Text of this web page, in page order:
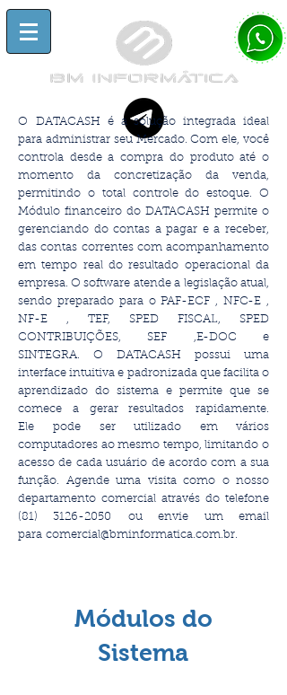
O DATACASH é a solução integrada ideal
para administrar seu Mercado. Com ele, você
controla desde a compra do produto até o
momento da concretização da venda,
permitindo o total controle do estoque. O
Módulo financeiro do DATACASH permite o
gerenciando do contas a pagar e a receber,
das contas correntes com acompanhamento
em tempo real do resultado operacional da
empresa.O software atende a legislação atual,
sendo preparado para o PAF-ECF , NFC-E ,
NF-E , TEF, SPED FISCAL, SPED
CONTRIBUIÇÕES, SEF ,E-DOC e
SINTEGRA.
O DATACASH possui uma
interface intuitiva e padronizada que facilita o
aprendizado do sistema e permite que se
comece a gerar resultados rapidamente.
Elepode ser utilizado em vários
computadores ao mesmo tempo, limitando o
acesso de cada usuário de acordo com a sua
função. Agende uma visita como o nosso
departamento comercial através do telefone
(81) 3126-2050
ou envie um email
para comercial@bminformatica.com.br.
Módulos do
Sistema